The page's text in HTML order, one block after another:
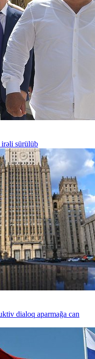
irəli sürülüb
dialoq aparmağa can